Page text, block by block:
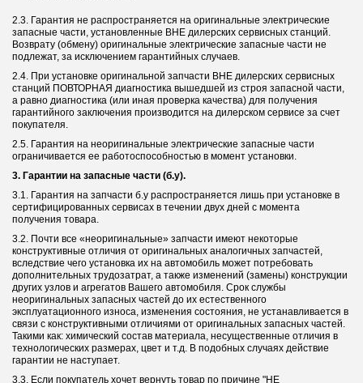
2.3. Гарантия не распространяется на оригинальные электрические
запасные части, установленные ВНЕ дилерских сервисных станций.
Возврату (обмену) оригинальные электрические запасные части не
подлежат, за исключением гарантийных случаев.
2.4. При установке оригинальной запчасти ВНЕ дилерских сервисных
станций ПОВТОРНАЯ диагностика вышедшей из строя запасной части,
а равно диагностика (или иная проверка качества) для получения
гарантийного заключения производится на дилерском сервисе за счет
покупателя.
2.5. Гарантия на неоригинальные электрические запасные части
ограничивается ее работоспособностью в момент установки.
3. Гарантии на запасные части (б.у).
3.1. Гарантия на запчасти б.у распространяется лишь при установке в
сертифицированных сервисах в течении двух дней с момента
получения товара.
3.2. Почти все «неоригинальные» запчасти имеют некоторые
конструктивные отличия от оригинальных аналогичных запчастей,
вследствие чего установка их на автомобиль может потребовать
дополнительных трудозатрат, а также изменений (замены) конструкции
других узлов и агрегатов Вашего автомобиля. Срок службы
неоригинальных запасных частей до их естественного
эксплуатационного износа, изменения состояния, не устанавливается в
связи с конструктивными отличиями от оригинальных запасных частей.
Такими как: химический состав материала, несущественные отличия в
технологических размерах, цвет и т.д. В подобных случаях действие
гарантии не наступает.
3.3. Если покупатель хочет вернуть товар по причине "НЕ